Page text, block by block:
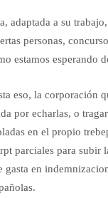
adaptada a su
personas,
estamos esperando
eso, la corporación
por echarlas, o
en el propio
rpt parciales para
en